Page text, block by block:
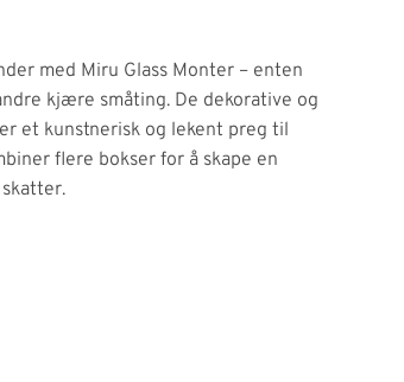
med Miru Glass Monter – enten
kjære småting. De dekorative og
et kunstnerisk og lekent preg til
flere bokser for å skape en